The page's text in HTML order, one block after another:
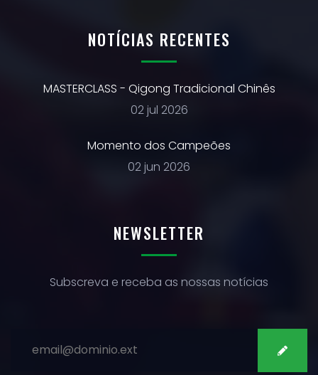
NOTÍCIAS RECENTES
MASTERCLASS - Qigong Tradicional Chinês
02 jul 2026
Momento dos Campeões
02 jun 2026
NEWSLETTER
Subscreva e receba as nossas notícias